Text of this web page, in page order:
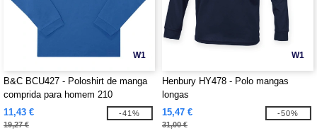
W1
B&C BCU427 - Poloshirt de manga
comprida para homem 210
11,43 €
19,27 €
-41%
W1
Henbury HY478 - Polo mangas
longas
15,47 €
31,00 €
-50%